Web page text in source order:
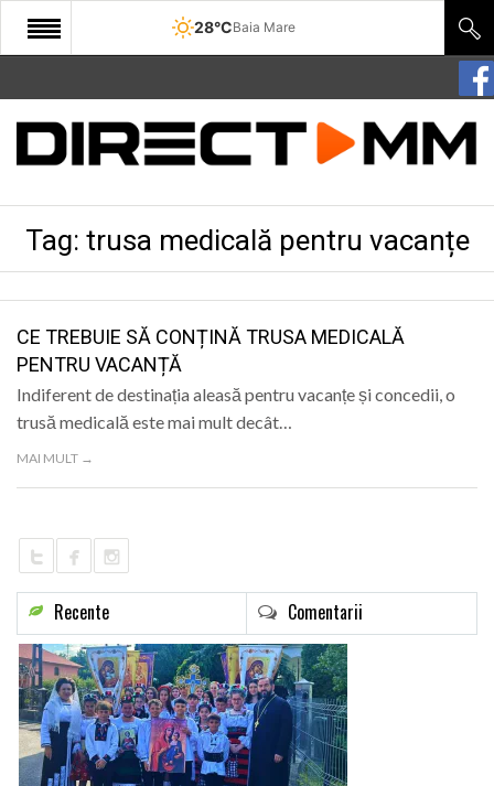
28°CBaia Mare
START
COMUNITATE
CULTURA
SANATATE
SPORT
SPECIAL
POLITIC
Tag: trusa medicală pentru vacanțe
CE TREBUIE SĂ CONȚINĂ TRUSA MEDICALĂ
PENTRU VACANȚĂ
Indiferent de destinația aleasă pentru vacanțe și concedii, o
trusă medicală este mai mult decât…
MAI MULT →
Recente Comentarii